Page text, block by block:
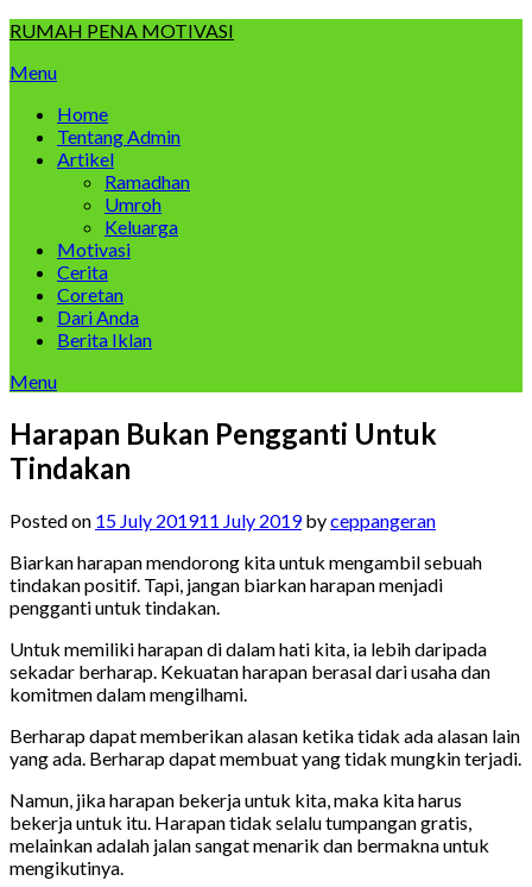
Skip
content
RUMAH PENA MOTIVASI
Menu
Home
Tentang Admin
Artikel
Ramadhan
Umroh
Keluarga
Motivasi
Cerita
Coretan
Dari Anda
Berita Iklan
Menu
Harapan Bukan Pengganti Untuk
Tindakan
Posted on 15 July 201911 July 2019byceppangeran
Biarkan harapan mendorong kita untuk mengambil sebuah
tindakan positif. Tapi, jangan biarkan harapan menjadi
pengganti untuk tindakan.
Untuk memiliki harapan di dalam hati kita, ia lebih daripada
sekadar berharap. Kekuatan harapan berasal dari usaha dan
komitmen dalam mengilhami.
Berharap dapat memberikan alasan ketika tidak ada alasan lain
yang ada. Berharap dapat membuat yang tidak mungkin terjadi.
Namun, jika harapan bekerja untuk kita, maka kita harus
bekerja untuk itu. Harapan tidak selalu tumpangan gratis,
melainkan adalah jalan sangat menarik dan bermakna untuk
mengikutinya.